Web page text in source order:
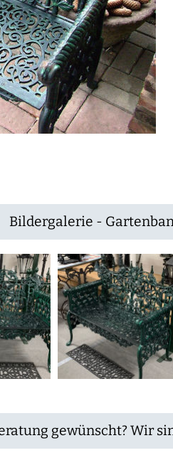
Bildergalerie -
gewünscht? Wir